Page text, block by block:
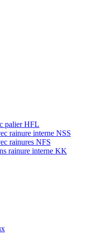
palier HFL
rainure interne NSS
rainures NFS
rainure interne KK